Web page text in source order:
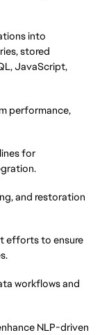
into
stored
JavaScript,
performance,
for
and restoration
efforts to ensure
workflows and
NLP-driven